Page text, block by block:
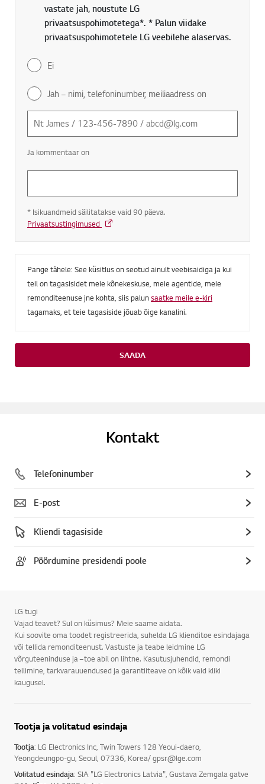
vastate jah, noustute LG
privaatsuspohimotetega*. * Palun viidake
privaatsuspohimotetele LG veebilehe alaservas.
Ei
Jah – nimi, telefoninumber, meiliaadress on
Ja kommentaar on
* Isikuandmeid säilitatakse vaid 90 päeva.
Privaatsustingimused
Pange tähele: See küsitlus on seotud ainult veebisaidiga ja kui
teil on tagasisidet meie kõnekeskuse, meie agentide, meie
remonditeenuse jne kohta, siis palunsaatke meile e-kiri
tagamaks, et teie tagasiside jõuab õige kanalini.
SAADA
Kontakt
Telefoninumber
E-post
Kliendi tagasiside
Pöördumine presidendi poole
LG tugi
Vajad teavet? Sul on küsimus? Meie saame aidata.
Kui soovite oma toodet registreerida, suhelda LG klienditoe esindajaga
või tellida remonditeenust. Vastuste ja teabe leidmine LG
võrguteeninduse ja –toe abil on lihtne. Kasutusjuhendid, remondi
tellimine, tarkvarauuendused ja garantiiteave on kõik vaid kliki
kaugusel.
Tootja ja volitatud esindaja
Tootja: LG Electronics Inc, Twin Towers 128 Yeoui-daero,
Yeongdeungpo-gu, Seoul, 07336, Korea/ gpsr@lge.com
Volitatud esindaja: SIA "LG Electronics Latvia", Gustava Zemgala gatve